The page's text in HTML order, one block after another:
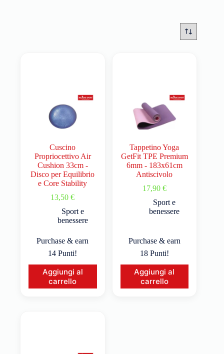
Cuscino
Propriocettivo Air
Cushion 33cm -
Disco per Equilibrio
e Core Stability
13,50€
Sport e
benessere
Purchase & earn
14 Punti!
Aggiungi al
carrello
Tappetino Yoga
GetFit TPE Premium
6mm - 183x61cm
Antiscivolo
17,90 €
Sport e
benessere
Purchase & earn
18 Punti!
Aggiungi al
carrello